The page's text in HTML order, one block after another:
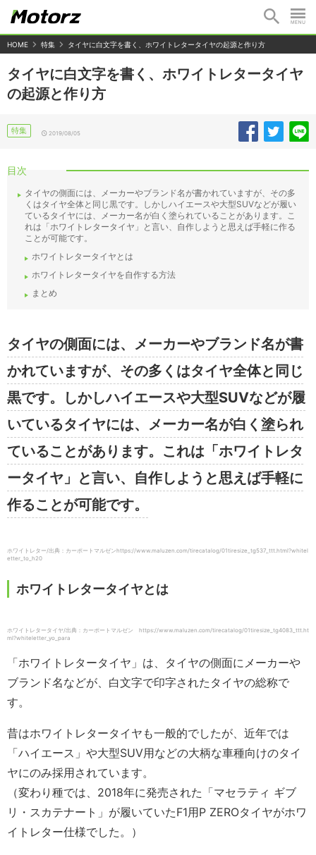
HOME 特集 タイヤに白文字を書く、ホワイトレタータイヤの起源と作り方
タイヤに白文字を書く、ホワイトレタータイヤ
の起源と作り方
特集 2019/08/05
目次
タイヤの側面には、メーカーやブランド名が書かれていますが、その多
くはタイヤ全体と同じ黒です。しかしハイエースや大型SUVなどが履い
ているタイヤには、メーカー名が白く塗られていることがあります。こ
れは「ホワイトレタータイヤ」と言い、自作しようと思えば手軽に作る
ことが可能です。
ホワイトレタータイヤとは
ホワイトレタータイヤを自作する方法
まとめ
タイヤの側面には、メーカーやブランド名が書
かれていますが、その多くはタイヤ全体と同じ
黒です。しかしハイエースや大型SUVなどが履
いているタイヤには、メーカー名が白く塗られ
ていることがあります。これは「ホワイトレタ
ータイヤ」と言い、自作しようと思えば手軽に
作ることが可能です。
ホワイトレター/出典：カーポートマルゼンhttps://www.maluzen.com/tirecatalog/01tiresize_tg537_ttt.html?whitel
etter_to_h20
ホワイトレタータイヤとは
ホワイトレタータイヤ/出典：カーポートマルゼン https://www.maluzen.com/tirecatalog/01tiresize_tg4083_ttt.ht
ml?whiteletter_yo_para
「ホワイトレタータイヤ」は、タイヤの側面にメーカーや
ブランド名などが、白文字で印字されたタイヤの総称で
す。
昔はホワイトレタータイヤも一般的でしたが、近年では
「ハイエース」や大型SUV用などの大柄な車種向けのタイ
ヤにのみ採用されています。
（変わり種では、2018年に発売された「マセラティ ギブ
リ・スカテナート」が履いていたF1用P ZEROタイヤがホワ
イトレター仕様でした。）